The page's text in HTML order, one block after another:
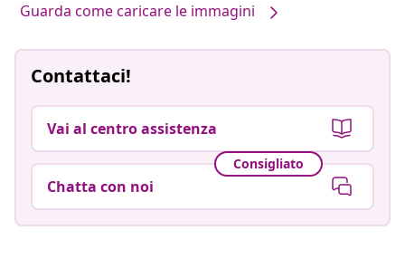
Guarda come caricare le immagini
Contattaci!
Vai al centro assistenza
Consigliato
Chatta con noi